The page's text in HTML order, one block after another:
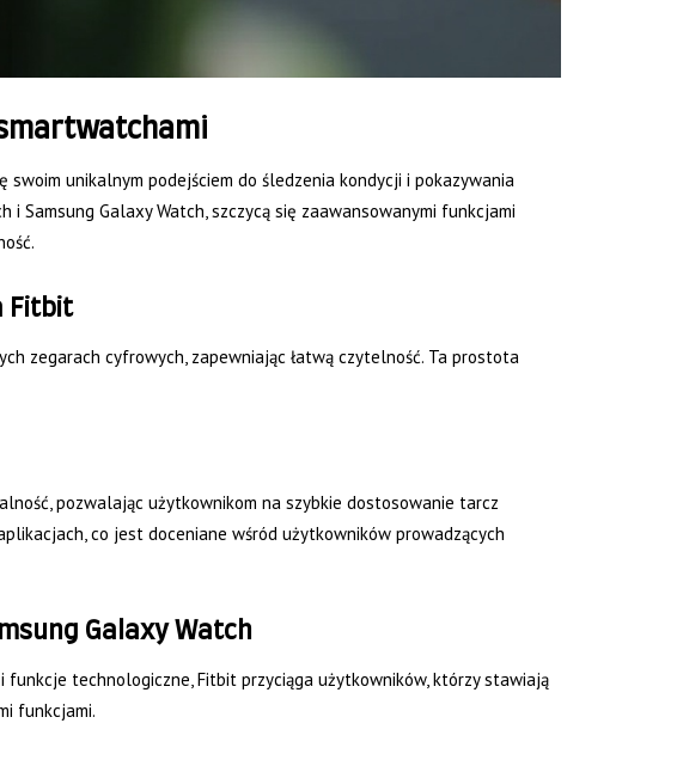
unikalnym podejściem do śledzenia kondycji i pokazywania
Samsung Galaxy Watch, szczycą się zaawansowanymi funkcjami
Fitbit
zegarach cyfrowych, zapewniając łatwą czytelność. Ta prostota
pozwalając użytkownikom na szybkie dostosowanie tarcz
co jest doceniane wśród użytkowników prowadzących
Galaxy Watch
funkcje technologiczne, Fitbit przyciąga użytkowników, którzy stawiają
funkcjami.